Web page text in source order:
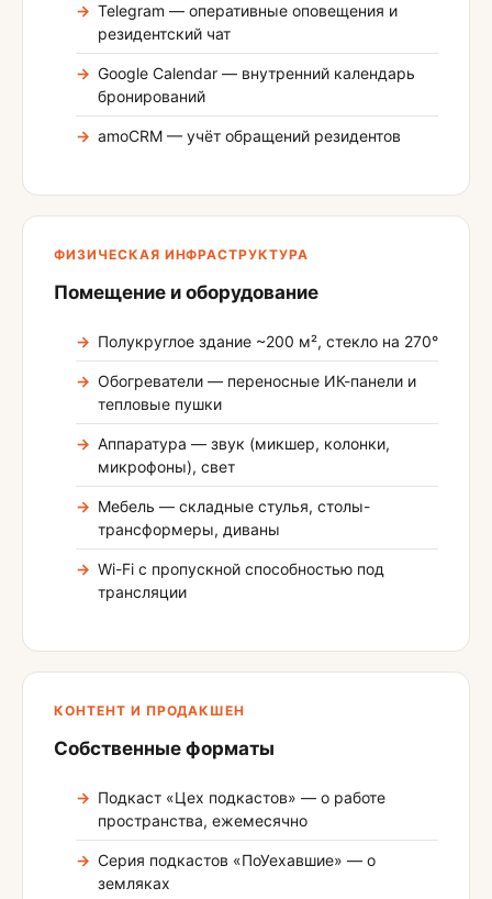
Telegram — оперативные оповещения и
резидентский чат
Google Calendar — внутренний календарь
бронирований
amoCRM — учёт обращений резидентов
ФИЗИЧЕСКАЯ ИНФРАСТРУКТУРА
Помещение и оборудование
Полукруглое здание ~200 м², стекло на 270°
Обогреватели — переносные ИК-панели и
тепловые пушки
Аппаратура — звук (микшер, колонки,
микрофоны), свет
Мебель — складные стулья, столы-
трансформеры, диваны
Wi-Fi с пропускной способностью под
трансляции
КОНТЕНТ И ПРОДАКШЕН
Собственные форматы
Подкаст «Цех подкастов» — о работе
пространства, ежемесячно
Серия подкастов «ПоУехавшие» — о
земляках